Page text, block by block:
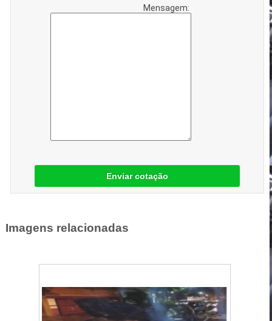
Mensagem:
Enviar cotação
Imagens relacionadas